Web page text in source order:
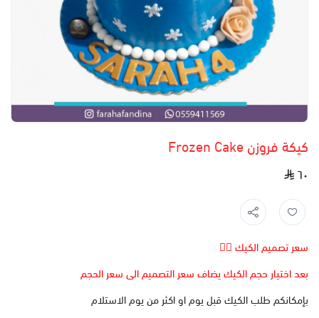
كيكة فروزن Frozen Cake
٦٠
سعر تصميم الكيك 👆🏻
بعد اختيار حجم الكيك يضاف سعر التصميم الى سعر الحجم
بإمكانكم طلب الكيك قبل يوم او اكثر من يوم الاستلام